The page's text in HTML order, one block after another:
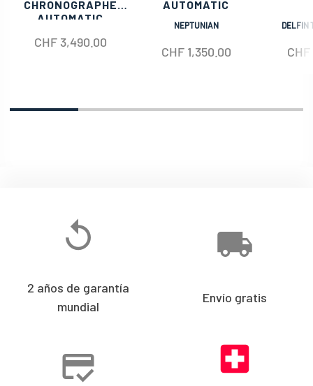
CHRONOGRAPHE
AUTOMATIC
CHF3,490.00
AUTOMATIC
NEPTUNIAN
CHF1,350.00
DELFIN
CHF
2 años de garantía
mundial
Envío gratis